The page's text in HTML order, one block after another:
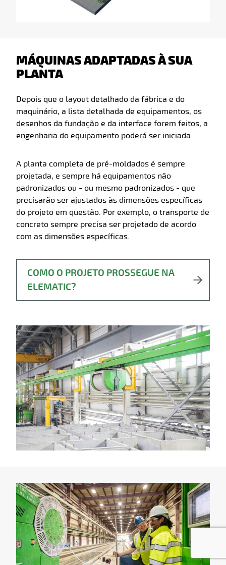
MÁQUINAS ADAPTADAS À SUA
PLANTA
Depois que o layout detalhado da fábrica e do
maquinário, a lista detalhada de equipamentos, os
desenhos da fundação e da interface forem feitos, a
engenharia do equipamento poderá ser iniciada.
A planta completa de pré-moldados é sempre
projetada, e sempre há equipamentos não
padronizados ou - ou mesmo padronizados - que
precisarão ser ajustados às dimensões específicas
do projeto em questão. Por exemplo, o transporte de
concreto sempre precisa ser projetado de acordo
com as dimensões específicas.
COMO O PROJETO PROSSEGUE NA
ELEMATIC?